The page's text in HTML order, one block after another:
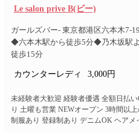
Le salon prive B(ビー)
ガールズバー- 東京都港区六本木7-
◆六本木駅から徒歩5分◆乃木坂駅
徒歩15分
カウンターレディ 3,000円
未経験者大歓迎 経験者優遇 全額日払
り 土曜も営業 NEWオープン 3時間以
制服あり 登録制あり デニムOK ヘアメ